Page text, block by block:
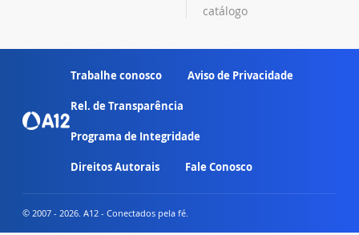
catálogo
Trabalhe conosco Aviso de Privacidade
Rel. de Transparência
Programa de Integridade
Direitos Autorais Fale Conosco
© 2007 - 2026. A12 - Conectados pela fé.